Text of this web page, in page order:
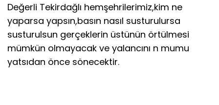
Değerli Tekirdağlı hemşehrilerimiz,kim ne
yaparsa yapsın,basın nasıl susturulursa
susturulsun gerçeklerin üstünün örtülmesi
mümkün olmayacak ve yalancını n mumu
yatsıdan önce sönecektir.